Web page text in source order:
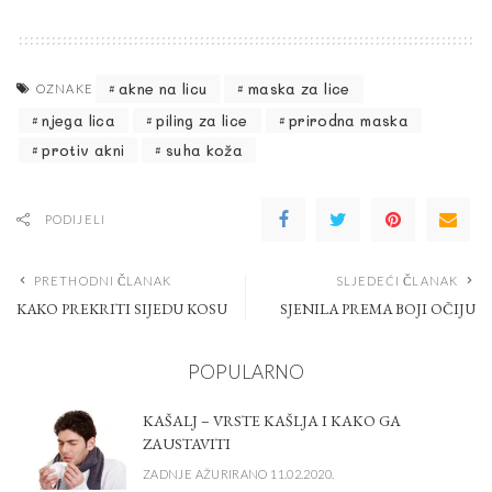
OZNAKE akne na licu
maska za lice
njega lica
piling za lice
prirodna maska
protiv akni
suha koža
PODIJELI
PRETHODNI ČLANAK
KAKO PREKRITI SIJEDU KOSU
SLJEDEĆI ČLANAK
SJENILA PREMA BOJI OČIJU
POPULARNO
KAŠALJ – VRSTE KAŠLJA I KAKO GA
ZAUSTAVITI
ZADNJE AŽURIRANO 11.02.2020.